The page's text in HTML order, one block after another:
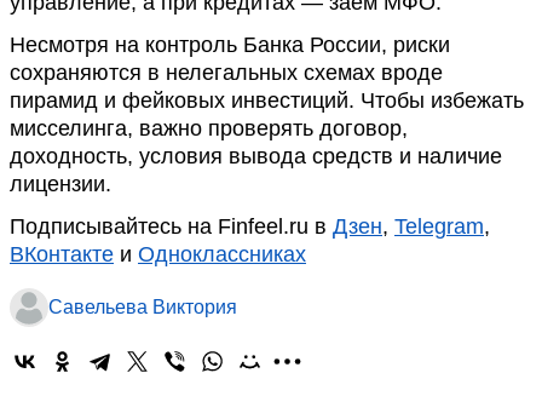
Несмотря на контроль Банка России, риски
сохраняются в нелегальных схемах вроде
пирамид и фейковых инвестиций. Чтобы избежать
мисселинга, важно проверять договор,
доходность, условия вывода средств и наличие
лицензии.
Подписывайтесь на Finfeel.ru в Дзен, Telegram,
ВКонтакте и Одноклассниках
Савельева Виктория